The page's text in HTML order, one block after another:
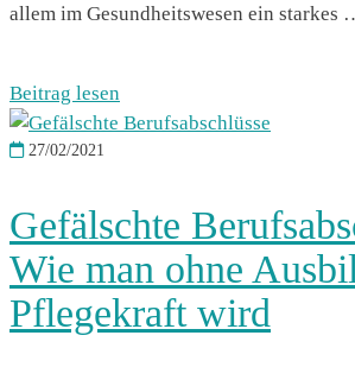
allem im Gesundheitswesen ein starkes
Beitrag lesen
27/02/2021
Gefälschte
Wie man ohne
Pflegekraft wird